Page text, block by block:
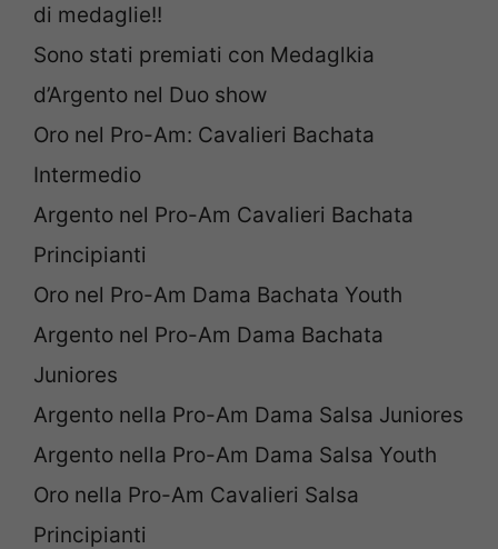
di medaglie!!
Sono stati premiati con Medaglkia
d’Argento nel Duo show
Oro nel Pro-Am: Cavalieri Bachata
Intermedio
Argento nel Pro-Am Cavalieri Bachata
Principianti
Oro nel Pro-Am Dama Bachata Youth
Argento nel Pro-Am Dama Bachata
Juniores
Argento nella Pro-Am Dama Salsa Juniores
Argento nella Pro-Am Dama Salsa Youth
Oro nella Pro-Am Cavalieri Salsa
Principianti